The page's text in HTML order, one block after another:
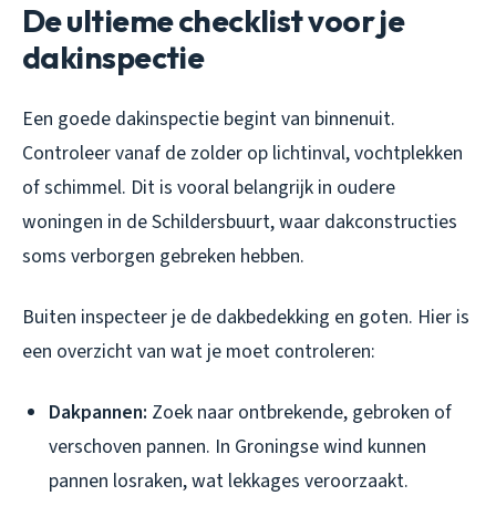
De ultieme checklist voor je
dakinspectie
Een goede dakinspectie begint van binnenuit.
Controleer vanaf de zolder op lichtinval, vochtplekken
of schimmel. Dit is vooral belangrijk in oudere
woningen in de Schildersbuurt, waar dakconstructies
soms verborgen gebreken hebben.
Buiten inspecteer je de dakbedekking en goten. Hier is
een overzicht van wat je moet controleren:
Dakpannen: Zoek naar ontbrekende, gebroken of
verschoven pannen. In Groningse wind kunnen
pannen losraken, wat lekkages veroorzaakt.